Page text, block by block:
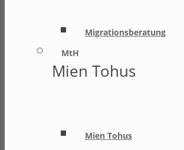
Migrationsberatung
MtH
Mien Tohus
Mien Tohus